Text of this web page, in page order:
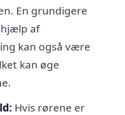
En grundigere
af
kan også være
kan øge
Hvis rørene er